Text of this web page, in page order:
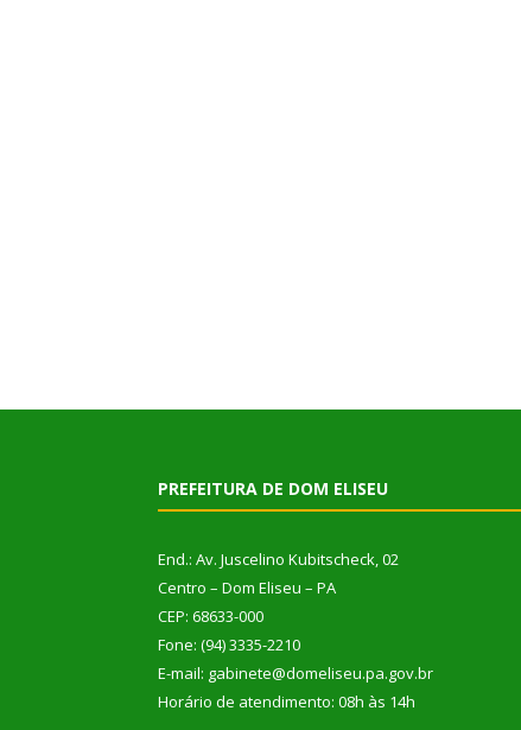
PREFEITURA DE DOM ELISEU
End.: Av. Juscelino Kubitscheck, 02
Centro – Dom Eliseu – PA
CEP: 68633-000
Fone: (94) 3335-2210
E-mail: gabinete@domeliseu.pa.gov.br
Horário de atendimento: 08h às 14h